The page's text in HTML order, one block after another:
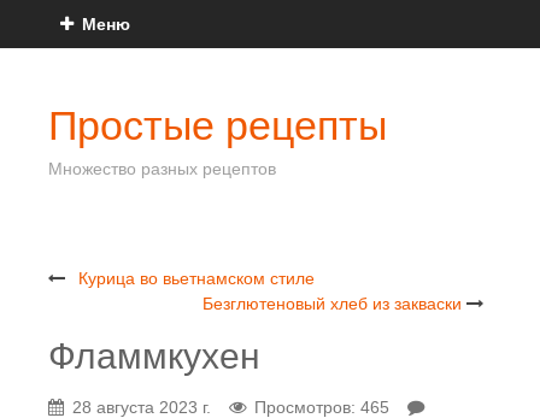
Меню
Простые рецепты
Множество разных рецептов
Курица во вьетнамском стиле
Безглютеновый хлеб из закваски
Фламмкухен
28 августа 2023 г.
Просмотров: 465